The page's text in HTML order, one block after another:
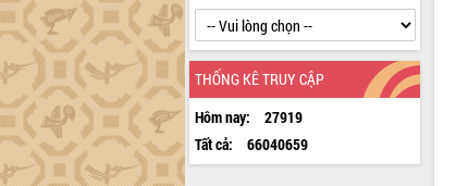
THỐNG KÊ TRUY CẬP
Hôm nay:
27919
Tất cả:
66040659